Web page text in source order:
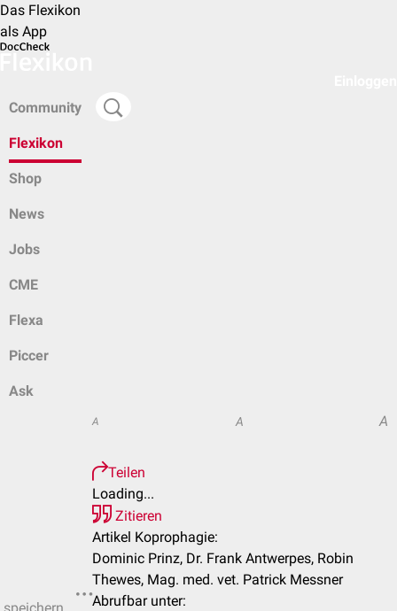
Das Flexikon
als App
Community
Flexikon
Shop
News
Jobs
CME
Flexa
Piccer
Ask
A A A
Teilen
Loading...
Zitieren
Artikel Koprophagie:
Dominic Prinz, Dr. Frank Antwerpes, Robin
Thewes, Mag. med. vet. Patrick Messner
Abrufbar unter: